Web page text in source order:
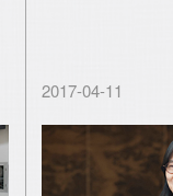
2017-04-11